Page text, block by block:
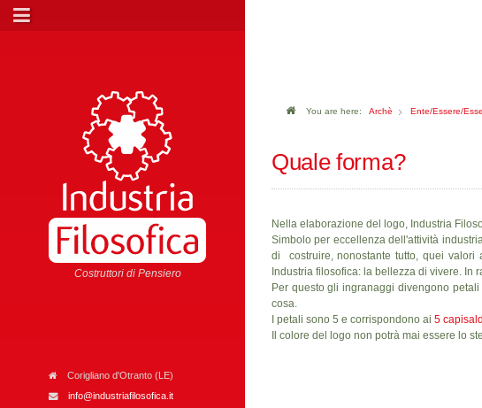
Costruttori di Pensiero
Corigliano d'Otranto (LE)
info@industriafilosofica.it
You are here: Archè Ente/Essere/
Quale forma?
Nella elaborazione del logo, Industria
Simbolo per eccellenza dell'attività
di costruire, nonostante tutto, quei valori
Industria filosofica: la bellezza di vivere. In
Per questo gli ingranaggi divengono
cosa.
I petali sono 5 e corrispondono ai 5
Il colore del logo non potrà mai essere lo